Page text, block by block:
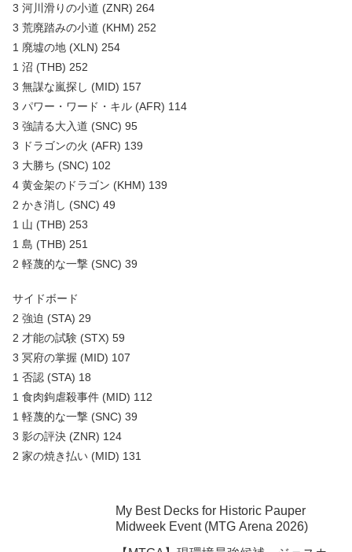
3 河川滑りの小道 (ZNR) 264
3 荒廃踏みの小道 (KHM) 252
1 廃墟の地 (XLN) 254
1 沼 (THB) 252
3 無謀な嵐探し (MID) 157
3 パワー・ワード・キル (AFR) 114
3 強請る大入道 (SNC) 95
3 ドラゴンの火 (AFR) 139
3 大勝ち (SNC) 102
4 黄金架のドラゴン (KHM) 139
2 かき消し (SNC) 49
1 山 (THB) 253
1 島 (THB) 251
2 軽蔑的な一撃 (SNC) 39
サイドボード
2 強迫 (STA) 29
2 才能の試験 (STX) 59
3 冥府の掌握 (MID) 107
1 否認 (STA) 18
1 食肉鉤虐殺事件 (MID) 112
1 軽蔑的な一撃 (SNC) 39
3 影の評決 (ZNR) 124
2 家の焼き払い (MID) 131
My Best Decks for Historic Pauper
Midweek Event (MTG Arena 2026)